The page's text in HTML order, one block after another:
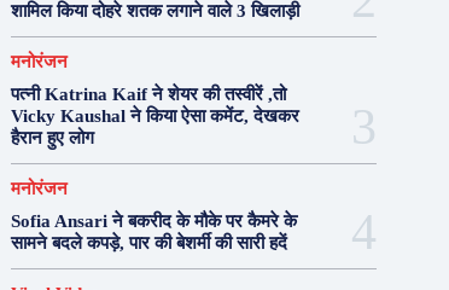
शामिल किया दोहरे शतक लगाने वाले 3 खिलाड़ी
मनोरंजन
पत्नी Katrina Kaif ने शेयर की तस्वीरें ,तो
Vicky Kaushal ने किया ऐसा कमेंट, देखकर
हैरान हुए लोग
मनोरंजन
Sofia Ansari ने बकरीद के मौके पर कैमरे के
सामने बदले कपड़े, पार की बेशर्मी की सारी हदें